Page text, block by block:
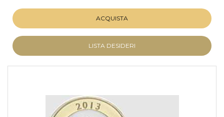
ACQUISTA
LISTA DESIDERI